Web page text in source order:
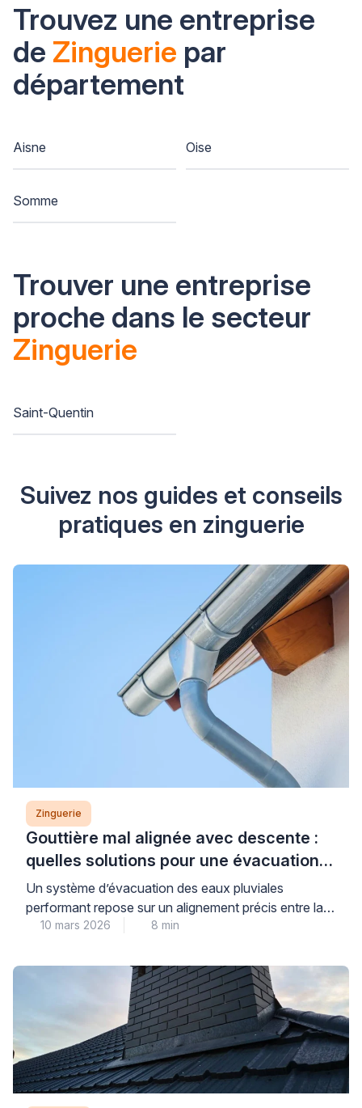
Trouvez une entreprise
de Zinguerie par
département
Aisne Oise
Somme
Trouver une entreprise
proche dans le secteur
Zinguerie
Saint-Quentin
Suivez nos guides et conseils
pratiques en zinguerie
Zinguerie
Gouttière mal alignée avec descente :
quelles solutions pour une évacuation
efficace ?
Un système d’évacuation des eaux pluviales
performant repose sur un alignement précis entre la
gouttière et la descente. Lorsque ce positionnement
augmentent considérablement. Les problèmes
d’étanchéité compromettent alors la protection de
votre façade et de vos fondations. Identifier
rapidement un défaut d’alignement permet d’éviter
des dégradations coûteuses à long […]
10 mars 2026 8 min